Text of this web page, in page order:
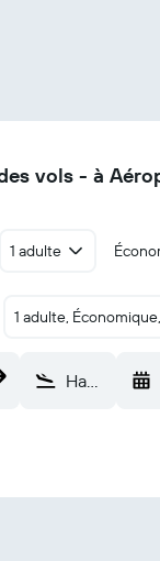
vols - à
1 adulte
1 adulte,
Hamilton (YHM)